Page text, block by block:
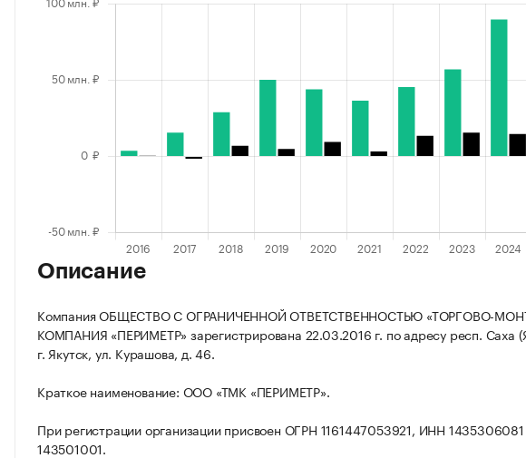
Описание
Компания ОБЩЕСТВО С ОГРАНИЧЕННОЙ ОТВЕТСТВЕННОСТЬЮ «ТОРГОВО-
КОМПАНИЯ «ПЕРИМЕТР» зарегистрирована 22.03.2016 г. по адресу респ. Саха
г. Якутск, ул. Курашова, д. 46.
Краткое наименование: ООО «ТМК «ПЕРИМЕТР».
При регистрации организации присвоен ОГРН 1161447053921, ИНН
143501001.